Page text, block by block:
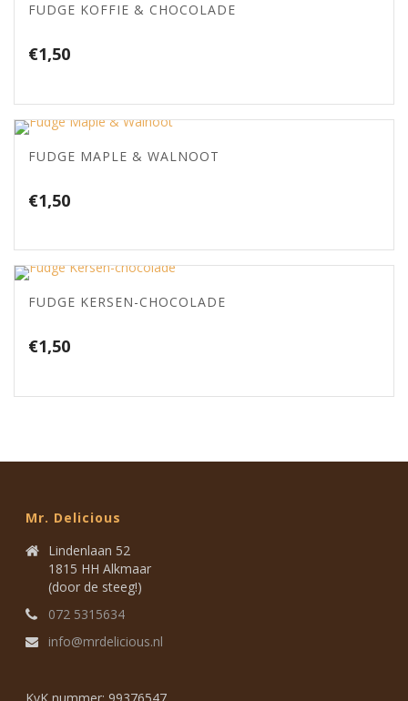
FUDGE KOFFIE & CHOCOLADE
€1,50
FUDGE MAPLE & WALNOOT
€1,50
FUDGE KERSEN-CHOCOLADE
€1,50
Mr. Delicious
Lindenlaan 52
1815 HH Alkmaar
(door de steeg!)
072 5315634
info@mrdelicious.nl
KvK nummer: 99376547